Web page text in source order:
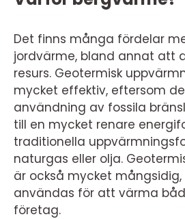
Det finns många fördelar
jordvärme, bland annat att
resurs. Geotermisk
mycket effektiv, eftersom
användning av fossila
till en mycket renare
traditionella
naturgas eller olja.
är också mycket
användas för att värma
företag.